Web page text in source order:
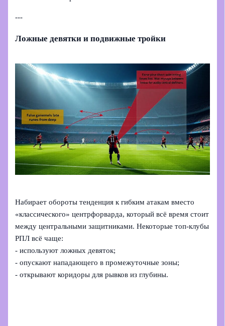
---
Ложные девятки и подвижные тройки
Набирает обороты тенденция к гибким атакам вместо
«классического» центрфорварда, который всё время стоит
между центральными защитниками. Некоторые топ‑клубы
РПЛ всё чаще:
- используют ложных девяток;
- опускают нападающего в промежуточные зоны;
- открывают коридоры для рывков из глубины.